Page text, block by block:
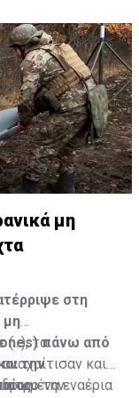
μη
στη
μη
πάνω από
την
(...), τα
και
εναέρια
την